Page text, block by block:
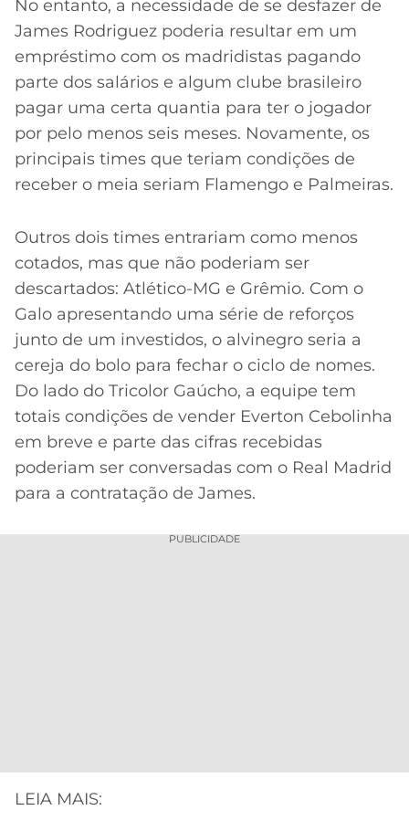
No entanto, a necessidade de se desfazer de
James Rodriguez poderia resultar em um
empréstimo com os madridistas pagando
parte dos salários e algum clube brasileiro
pagar uma certa quantia para ter o jogador
por pelo menos seis meses. Novamente, os
principais times que teriam condições de
receber o meia seriam Flamengo e Palmeiras.
Outros dois times entrariam como menos
cotados, mas que não poderiam ser
descartados: Atlético-MG e Grêmio. Com o
Galo apresentando uma série de reforços
junto de um investidos, o alvinegro seria a
cereja do bolo para fechar o ciclo de nomes.
Do lado do Tricolor Gaúcho, a equipe tem
totais condições de vender Everton Cebolinha
em breve e parte das cifras recebidas
poderiam ser conversadas com o Real Madrid
para a contratação de James.
PUBLICIDADE
LEIA MAIS: